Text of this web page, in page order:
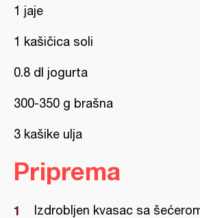
1 jaje
1 kašičica soli
0.8 dl jogurta
300-350 g brašna
3 kašike ulja
Priprema
Izdrobljen kvasac sa